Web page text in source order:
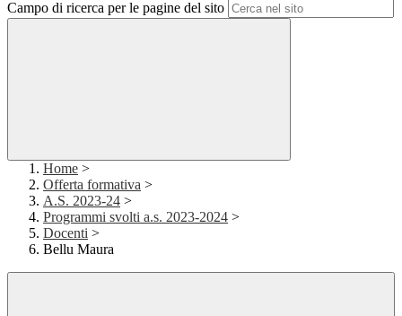
Campo di ricerca per le pagine del sito
Home >
Offerta formativa >
A.S. 2023-24 >
Programmi svolti a.s. 2023-2024 >
Docenti >
Bellu Maura